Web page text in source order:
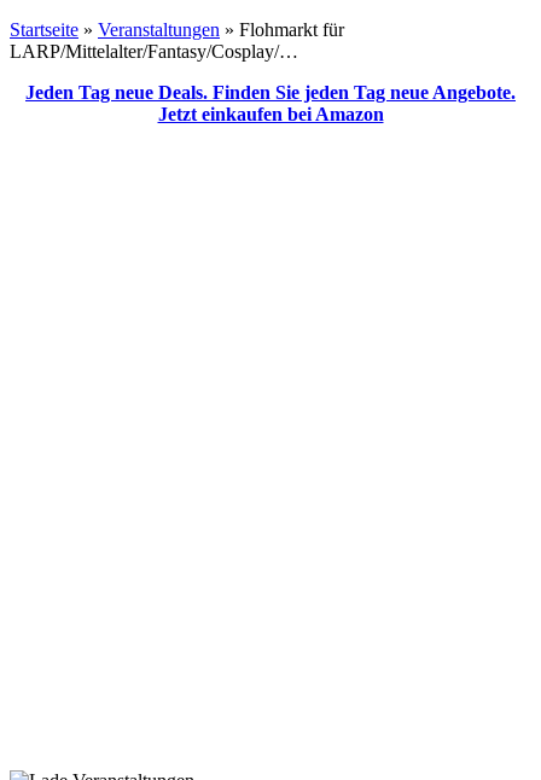
Startseite » Veranstaltungen » Flohmarkt für
LARP/Mittelalter/Fantasy/Cosplay/…
Jeden Tag neue Deals. Finden Sie jeden Tag neue Angebote.
Jetzt einkaufen bei Amazon